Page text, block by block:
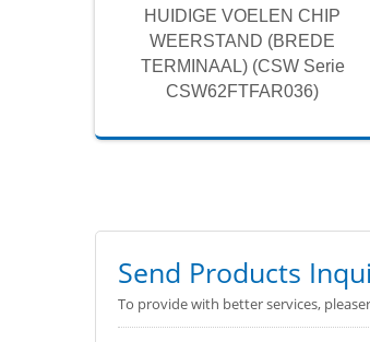
HUIDIGE VOELEN CHIP
WEERSTAND (BREDE
TERMINAAL) (CSW Serie
CSW62FTFAR036)